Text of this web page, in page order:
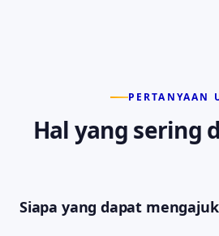
PERTANYAAN
Hal yang sering
Siapa yang dapat